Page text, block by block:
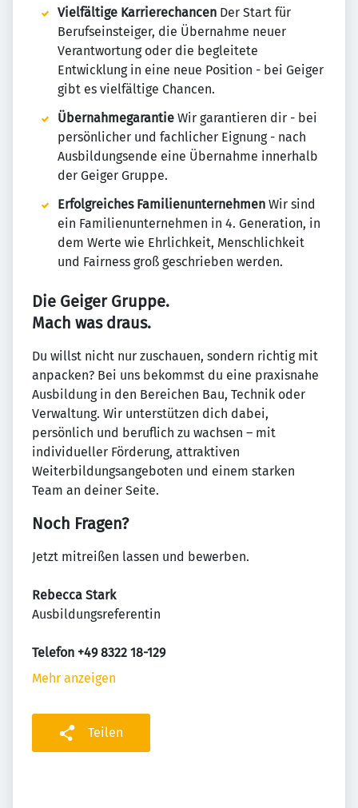
Vielfältige Karrierechancen Der Start für
Berufseinsteiger, die Übernahme neuer
Verantwortung oder die begleitete
Entwicklung in eine neue Position - bei Geiger
gibt es vielfältige Chancen.
Übernahmegarantie Wir garantieren dir - bei
persönlicher und fachlicher Eignung - nach
Ausbildungsende eine Übernahme innerhalb
der Geiger Gruppe.
Erfolgreiches Familienunternehmen Wir sind
ein Familienunternehmen in 4. Generation, in
dem Werte wie Ehrlichkeit, Menschlichkeit
und Fairness groß geschrieben werden.
Die Geiger Gruppe.
Mach was draus.
Du willst nicht nur zuschauen, sondern richtig mit
anpacken? Bei uns bekommst du eine praxisnahe
Ausbildung in den Bereichen Bau, Technik oder
Verwaltung. Wir unterstützen dich dabei,
persönlich und beruflich zu wachsen – mit
individueller Förderung, attraktiven
Weiterbildungsangeboten und einem starken
Team an deiner Seite.
Noch Fragen?
Jetzt mitreißen lassen und bewerben.
Rebecca Stark
Ausbildungsreferentin
Telefon +49 8322 18-129
Mehr anzeigen
Teilen